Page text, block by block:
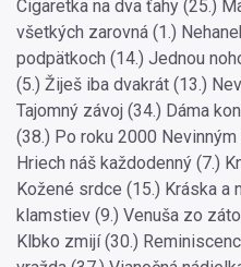
Cigaretka na dva ťahy (25.)
všetkých zarovná (1.)
podpätkoch (14.) Jednou
(5.) Žiješ iba dvakrát (13.)
Tajomný závoj (34.) Dáma
(38.) Po roku 2000
Hriech náš každodenný (7.)
Kožené srdce (15.) Kráska a
klamstiev (9.) Venuša zo
Klbko zmijí (30.)